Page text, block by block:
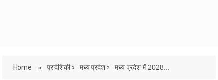
Home » प्रादेशिकी » मध्य प्रदेश » मध्य प्रदेश में 2028...